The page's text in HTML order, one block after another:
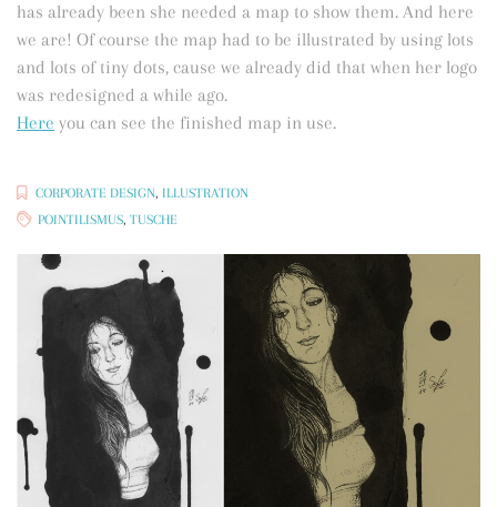
has already been she needed a map to show them. And here
we are! Of course the map had to be illustrated by using lots
and lots of tiny dots, cause we already did that when her logo
was redesigned a while ago.
Here you can see the finished map in use.
CORPORATE DESIGN, ILLUSTRATION
POINTILISMUS, TUSCHE